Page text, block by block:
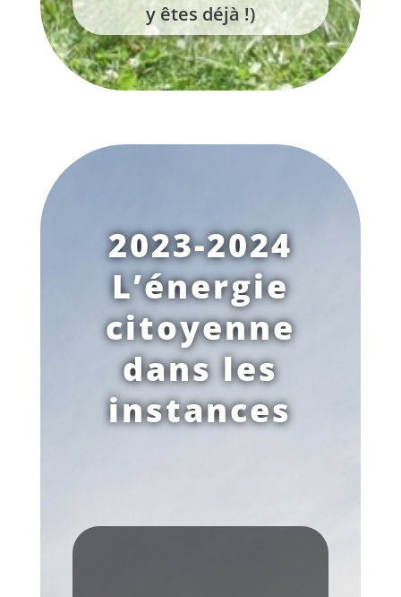
y êtes déjà !)
2023-2024
L’énergie
citoyenne
dans les
instances